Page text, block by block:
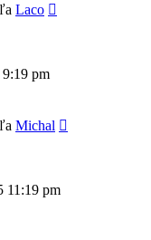
Laco
pm
Michal
11:19 pm